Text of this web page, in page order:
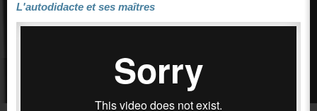
L'autodidacte et ses maîtres